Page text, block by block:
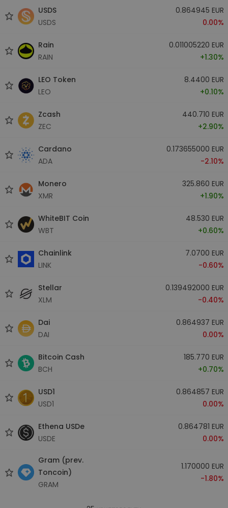
USDS
USDS
0.864945 EUR
0.00%
Rain
RAIN
0.011005220 EUR
+1.30%
LEO Token
LEO
8.4400 EUR
+0.10%
Zcash
ZEC
440.710 EUR
+2.90%
Cardano
ADA
0.173655000 EUR
-2.10%
Monero
XMR
325.860 EUR
+1.90%
WhiteBIT Coin
WBT
48.530 EUR
+0.60%
Chainlink
LINK
7.0700 EUR
-0.60%
Stellar
XLM
0.139492000 EUR
-0.40%
Dai
DAI
0.864937 EUR
0.00%
Bitcoin Cash
BCH
185.770 EUR
+0.70%
USD1
USD1
0.864857 EUR
0.00%
Ethena USDe
USDE
0.864781 EUR
0.00%
Gram (prev.
Toncoin)
GRAM
1.170000 EUR
-1.80%